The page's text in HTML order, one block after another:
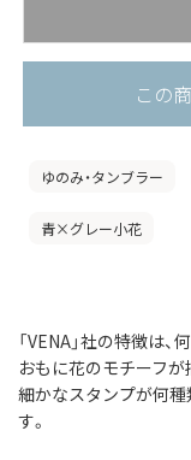
この
ゆのみ・タンブラー
青×グレー小花
「VENA」社の特徴は
おもに花のモチーフが
細かなスタンプが何種
す。